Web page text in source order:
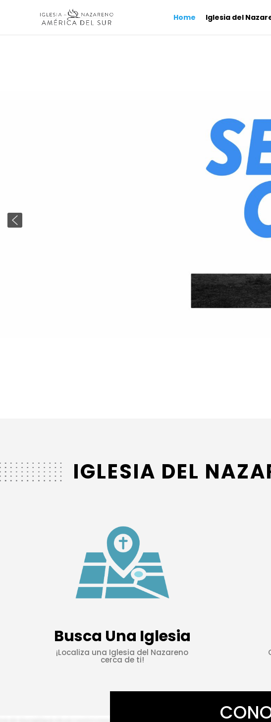
Home Iglesia del
IGLESIA DEL
Busca Una Iglesia
¡Localiza una Iglesia del Nazareno
cerca de ti!